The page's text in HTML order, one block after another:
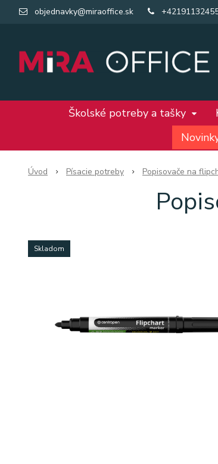
objednavky@miraoffice.sk
Školské potreby a tašky
Úvod Písacie potreby Popisovače na
Skladom